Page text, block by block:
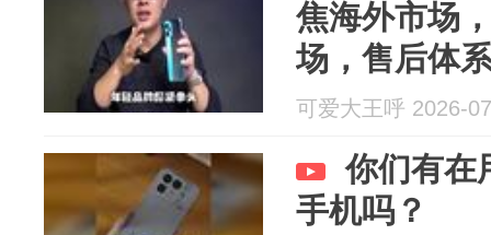
焦海外市场
场，售后体
可爱大王呼 2026-
你们有在
手机吗？